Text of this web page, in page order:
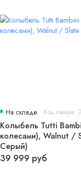
На складе Код товара:
Колыбель Tutti
колесами), Walnut /
Серый)
39 999 руб